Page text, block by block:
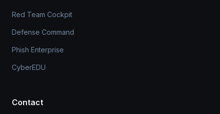
Red Team Cockpit
Defense Command
Phish Enterprise
CyberEDU
Contact